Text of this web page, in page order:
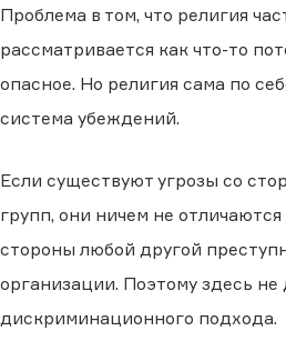
Проблема в том, что религия
рассматривается как что-то
опасное. Но религия сама по
система убеждений.
Если существуют угрозы со
групп, они ничем не отличаются
стороны любой другой
организации. Поэтому здесь
дискриминационного подхода.